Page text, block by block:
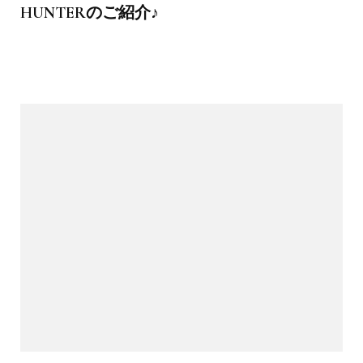
HUNTERのご紹介♪